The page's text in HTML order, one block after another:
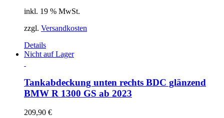
inkl. 19 % MwSt.
zzgl. Versandkosten
Details
Nicht auf Lager
Tankabdeckung unten rechts BDC glänzend
BMW R 1300 GS ab 2023
209,90 €